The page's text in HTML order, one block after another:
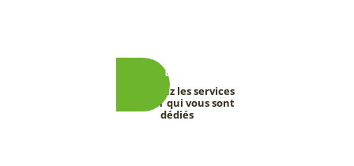
Découvrez les services
DEEVERT qui vous sont
dédiés